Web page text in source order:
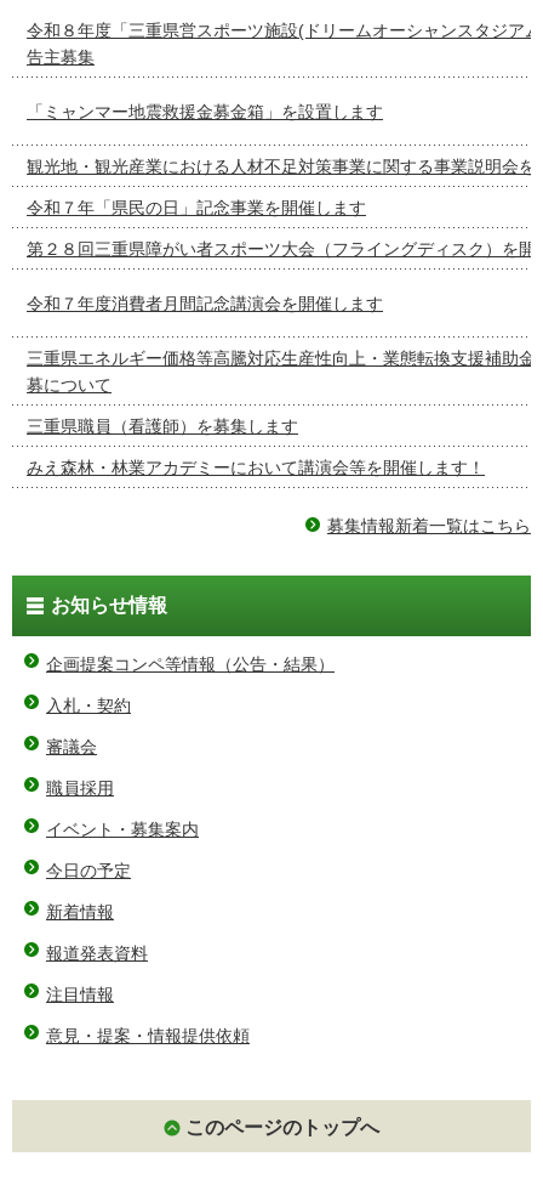
令和８年度「三重県営スポーツ施設(ドリームオーシャンスタジア
告主募集
「ミャンマー地震救援金募金箱」を設置します
観光地・観光産業における人材不足対策事業に関する事業説明会を
令和７年「県民の日」記念事業を開催します
第２８回三重県障がい者スポーツ大会（フライングディスク）を開
令和７年度消費者月間記念講演会を開催します
三重県エネルギー価格等高騰対応生産性向上・業態転換支援補助金
募について
三重県職員（看護師）を募集します
みえ森林・林業アカデミーにおいて講演会等を開催します！
募集情報新着一覧はこちら
お知らせ情報
企画提案コンペ等情報（公告・結果）
入札・契約
審議会
職員採用
イベント・募集案内
今日の予定
新着情報
報道発表資料
注目情報
意見・提案・情報提供依頼
このページのトップへ